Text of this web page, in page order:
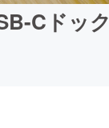
Cドック